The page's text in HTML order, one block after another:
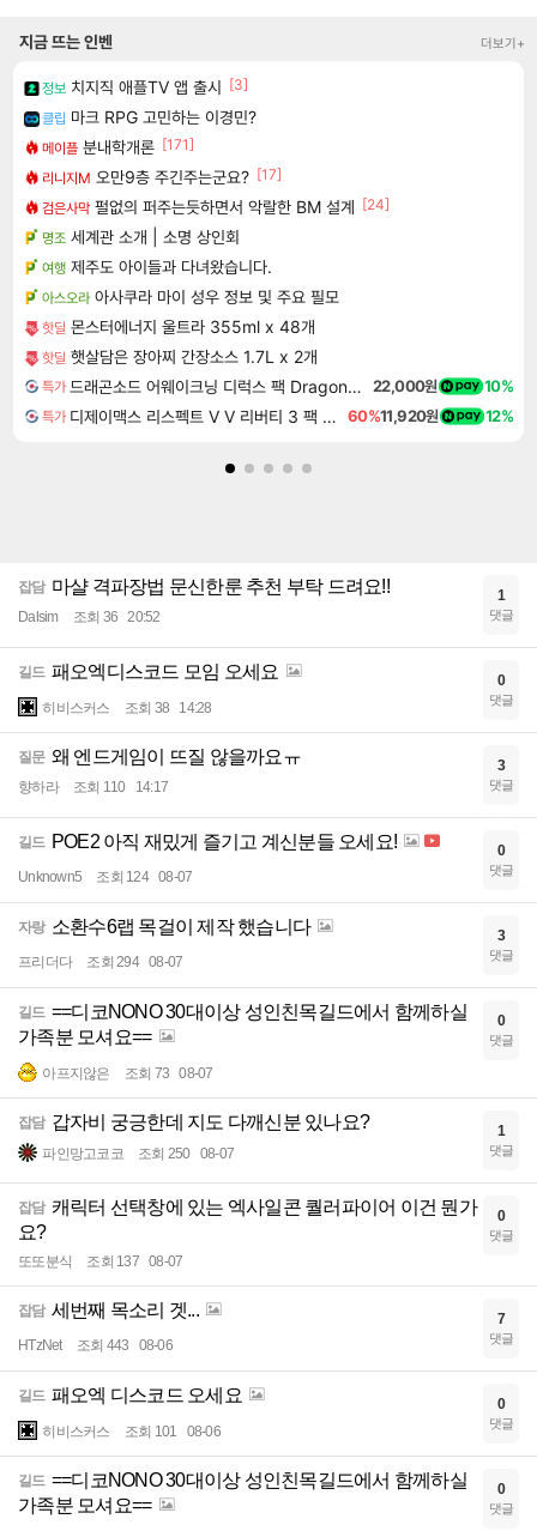
지금 뜨는 인벤 더보기+
정보 치지직 애플TV 앱 출시 [3]
클립 마크 RPG 고민하는 이경민?
메이플 분내학개론 [171]
리니지M 오만9층 주긴주는군요? [17]
검은사막 펄없의 퍼주는듯하면서 악랄한 BM 설계 [24]
명조 세계관 소개 | 소명 상인회
여행 제주도 아이들과 다녀왔습니다.
아스오라 아사쿠라 마이 성우 정보 및 주요 필모
핫딜 몬스터에너지 울트라 355ml x 48개
핫딜 햇살담은 장아찌 간장소스 1.7L x 2개
특가 드래곤소드 어웨이크닝 디럭스 팩 DragonSword Awakening Deluxe Pack DLC 22,000원 10%
특가 디제이맥스 리스펙트 V V 리버티 3 팩 DJMAX RESPECT V V Liberty 3 Pack DLC 60%11,920원 12%
잡담 마샬 격파장법 문신한룬 추천 부탁 드려요!!
Dalsim 조회 36 20:52
1
댓글
길드 패오엑디스코드 모임 오세요
히비스커스 조회 38 14:28
0
댓글
질문 왜 엔드게임이 뜨질 않을까요ㅠ
향하라 조회 110 14:17
3
댓글
길드 POE2 아직 재밌게 즐기고 계신분들 오세요!
Unknown5 조회 124 08-07
0
댓글
자랑 소환수6랩 목걸이 제작 했습니다
프리더다 조회 294 08-07
3
댓글
길드 ==디코NONO 30대이상 성인친목길드에서 함께하실
가족분 모셔요==
아프지않은 조회 73 08-07
0
댓글
잡담 갑자비 궁긍한데 지도 다깨신분 있나요?
파인망고코코 조회 250 08-07
1
댓글
잡담 캐릭터 선택창에 있는 엑사일콘 퀄러파이어 이건 뭔가
요?
또또분식 조회 137 08-07
0
댓글
잡담 세번째 목소리 겟...
HTzNet 조회 443 08-06
7
댓글
길드 패오엑 디스코드 오세요
히비스커스 조회 101 08-06
0
댓글
길드 ==디코NONO 30대이상 성인친목길드에서 함께하실
가족분 모셔요==
0
댓글